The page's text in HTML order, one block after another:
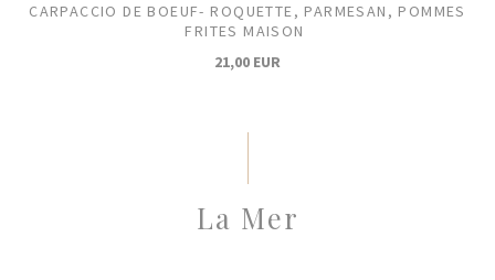
CARPACCIO DE BOEUF- ROQUETTE, PARMESAN, POMMES
FRITES MAISON
21,00 EUR
La Mer